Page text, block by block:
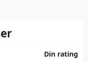
Din rating